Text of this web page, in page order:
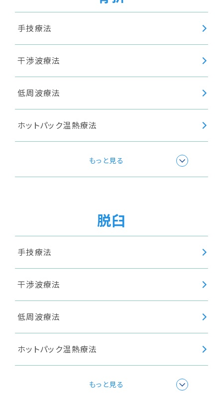
手技療法
干渉波療法
低周波療法
ホットパック温熱療法
ショックウェーブ(衝撃波療法)
もっと見る
脱臼
手技療法
干渉波療法
低周波療法
ホットパック温熱療法
もっと見る